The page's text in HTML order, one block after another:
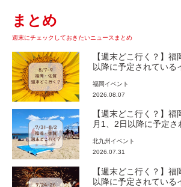
まとめ
週末にチェックしておきたいニュースまとめ
【週末どこ行く？】
以降に予定されている
福岡 イベント
2026.08.07
【週末どこ行く？】
月1、2日以降に予定さ
北九州 イベント
2026.07.31
【週末どこ行く？】
以降に予定されている